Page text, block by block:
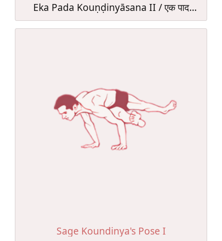
Eka Pada Kouṇḍinyāsana II / एक पाद
कौण्डिन्यासन II
Sage Koundinya's Pose I